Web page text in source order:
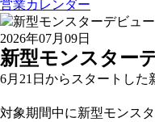
営業カレンダー
2026年07月09日
新型モンスター
6月21日からスタートした
対象期間中に新型モンス